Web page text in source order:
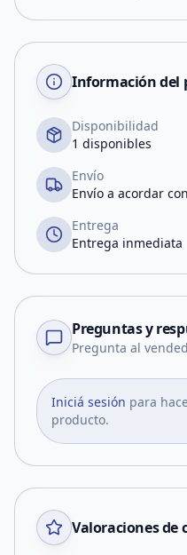
Información del
Disponibilidad
1 disponibles
Envío
Envío a acordar
Entrega
Entrega inmediata
Preguntas y
Pregunta al
Iniciá sesión para
producto.
Valoraciones de